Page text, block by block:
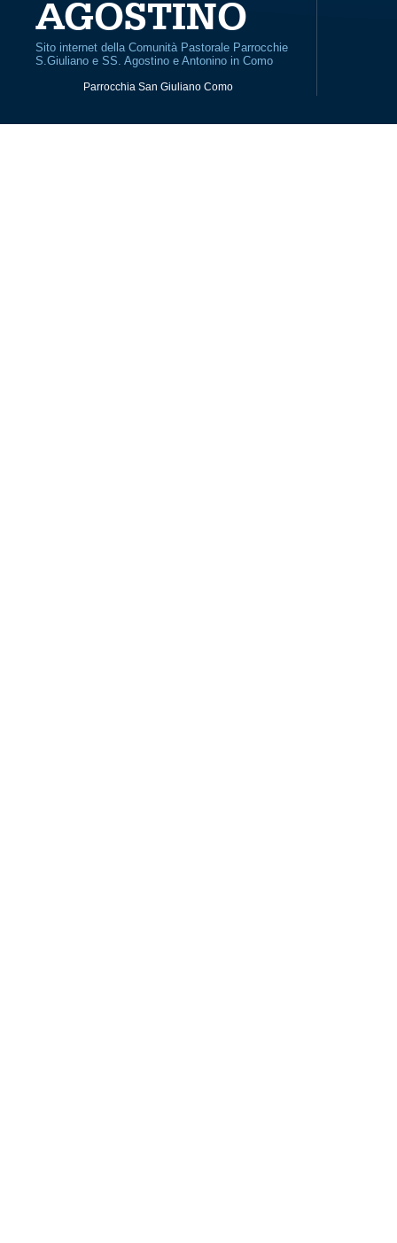
AGOSTINO
Sito internet della Comunità Pastorale Parrocchie
S.Giuliano e SS. Agostino e Antonino in Como
Parrocchia San Giuliano Como